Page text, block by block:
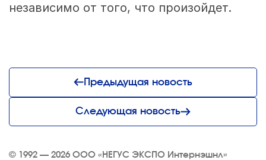
независимо от того, что произойдет.
Предыдущая новость
Следующая новость
© 1992 — 2026 ООО «НЕГУС ЭКСПО Интернэшнл»